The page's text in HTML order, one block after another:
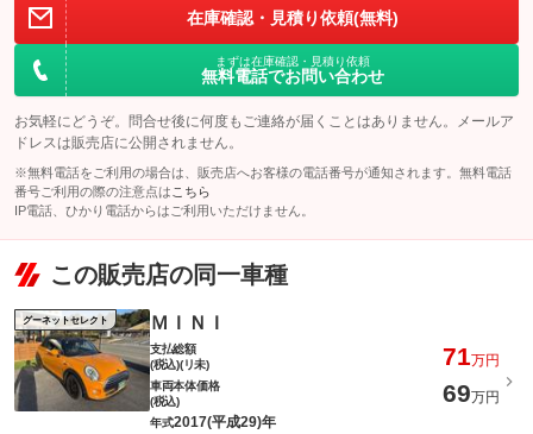
在庫確認・見積り依頼(無料)
まずは在庫確認・見積り依頼
無料電話でお問い合わせ
お気軽にどうぞ。問合せ後に何度もご連絡が届くことはありません。メールア
ドレスは販売店に公開されません。
※無料電話をご利用の場合は、販売店へお客様の電話番号が通知されます。無料電話
番号ご利用の際の注意点は こちら
IP電話、ひかり電話からはご利用いただけません。
この販売店の同一車種
グーネットセレクト ＭＩＮＩ
支払総額
(税込)(リ未)
71万円
車両本体価格
(税込)
69万円
年式2017(平成29)年